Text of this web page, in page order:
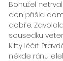
Bohužel
den přišla
dobře.
sousedku
Kitty léčit.
někde ránu